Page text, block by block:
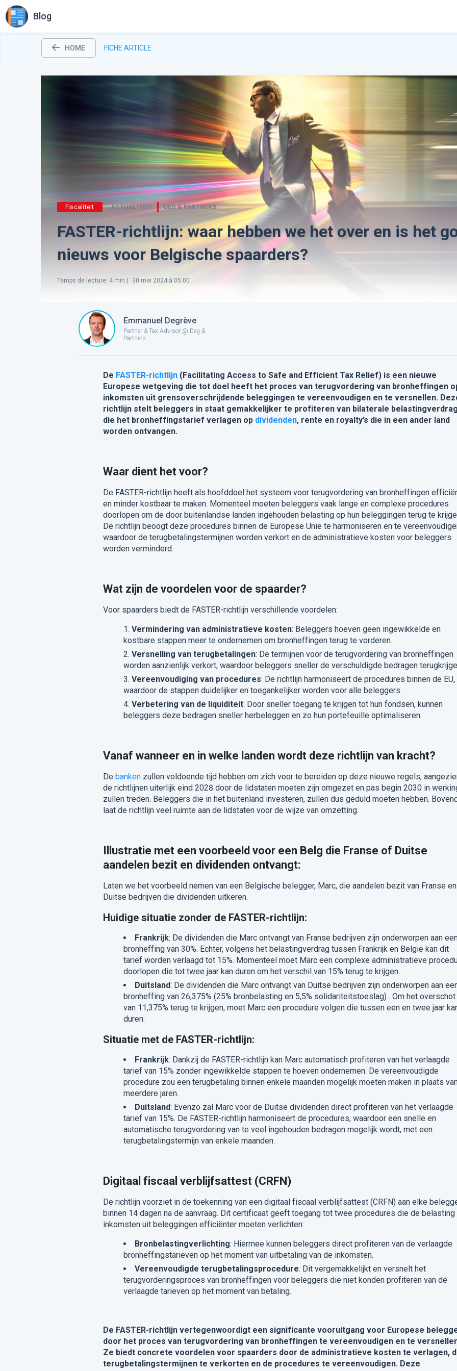
Blog
HOME FICHE ARTICLE
Fiscaliteit ACTUALITEIT DEG & PARTNERS
FASTER-richtlijn: waar hebben we het over en is het
nieuws voor Belgische spaarders?
Temps de lecture: 4 min | 30 mei 2024 à 05:00
Emmanuel Degrève
Partner & Tax Advisor @ Deg &
Partners
De FASTER-richtlijn(Facilitating Access to Safe and Efficient Tax Relief) is een nieuwe
Europese wetgeving die tot doel heeft het proces van terugvordering van bronheffingen
inkomsten uit grensoverschrijdende beleggingen te vereenvoudigen en te versnellen.
richtlijn stelt beleggers in staat gemakkelijker te profiteren van bilaterale
die het bronheffingstarief verlagen op dividenden, rente en royalty’s die in een ander land
worden ontvangen.
Waar dient het voor?
De FASTER-richtlijn heeft als hoofddoel het systeem voor terugvordering van bronheffingen
en minder kostbaar te maken. Momenteel moeten beleggers vaak lange en complexe procedures
doorlopen om de door buitenlandse landen ingehouden belasting op hun beleggingen terug te
De richtlijn beoogt deze procedures binnen de Europese Unie te harmoniseren en te
waardoor de terugbetalingstermijnen worden verkort en de administratieve kosten voor beleggers
worden verminderd.
Wat zijn de voordelen voor de spaarder?
Voor spaarders biedt de FASTER-richtlijn verschillende voordelen:
Vermindering van administratieve kosten: Beleggers hoeven geen ingewikkelde en
kostbare stappen meer te ondernemen om bronheffingen terug te vorderen.
Versnelling van terugbetalingen: De termijnen voor de terugvordering van bronheffingen
worden aanzienlijk verkort, waardoor beleggers sneller de verschuldigde bedragen
Vereenvoudiging van procedures: De richtlijn harmoniseert de procedures binnen de EU,
waardoor de stappen duidelijker en toegankelijker worden voor alle beleggers.
Verbetering van de liquiditeit: Door sneller toegang te krijgen tot hun fondsen, kunnen
beleggers deze bedragen sneller herbeleggen en zo hun portefeuille optimaliseren.
Vanaf wanneer en in welke landen wordt deze richtlijn van kracht?
De bankenzullen voldoende tijd hebben om zich voor te bereiden op deze nieuwe regels,
de richtlijnen uiterlijk eind 2028 door de lidstaten moeten zijn omgezet en pas begin 2030 in
zullen treden. Beleggers die in het buitenland investeren, zullen dus geduld moeten hebben.
laat de richtlijn veel ruimte aan de lidstaten voor de wijze van omzetting.
Illustratie met een voorbeeld voor een Belg die Franse of Duitse
aandelen bezit en dividenden ontvangt:
Laten we het voorbeeld nemen van een Belgische belegger, Marc, die aandelen bezit van Franse en
Duitse bedrijven die dividenden uitkeren.
Huidige situatie zonder de FASTER-richtlijn:
Frankrijk: De dividenden die Marc ontvangt van Franse bedrijven zijn onderworpen aan
bronheffing van 30%. Echter, volgens het belastingverdrag tussen Frankrijk en België kan dit
tarief worden verlaagd tot 15%. Momenteel moet Marc een complexe administratieve
doorlopen die tot twee jaar kan duren om het verschil van 15% terug te krijgen.
Duitsland: De dividenden die Marc ontvangt van Duitse bedrijven zijn onderworpen aan
bronheffing van 26,375% (25% bronbelasting en 5,5% solidariteitstoeslag) . Om het overschot
van 11,375% terug te krijgen, moet Marc een procedure volgen die tussen een en twee jaar
duren.
Situatie met de FASTER-richtlijn:
Frankrijk: Dankzij de FASTER-richtlijn kan Marc automatisch profiteren van het verlaagde
tarief van 15% zonder ingewikkelde stappen te hoeven ondernemen. De vereenvoudigde
procedure zou een terugbetaling binnen enkele maanden mogelijk moeten maken in plaats
meerdere jaren.
Duitsland: Evenzo zal Marc voor de Duitse dividenden direct profiteren van het verlaagde
tarief van 15%. De FASTER-richtlijn harmoniseert de procedures, waardoor een snelle en
automatische terugvordering van te veel ingehouden bedragen mogelijk wordt, met een
terugbetalingstermijn van enkele maanden.
Digitaal fiscaal verblijfsattest (CRFN)
De richtlijn voorziet in de toekenning van een digitaal fiscaal verblijfsattest (CRFN) aan elke
binnen 14 dagen na de aanvraag. Dit certificaat geeft toegang tot twee procedures die de belasting
inkomsten uit beleggingen efficiënter moeten verlichten:
Bronbelastingverlichting: Hiermee kunnen beleggers direct profiteren van de verlaagde
bronheffingstarieven op het moment van uitbetaling van de inkomsten.
Vereenvoudigde terugbetalingsprocedure: Dit vergemakkelijkt en versnelt het
terugvorderingsproces van bronheffingen voor beleggers die niet konden profiteren van de
verlaagde tarieven op het moment van betaling.
De FASTER-richtlijn vertegenwoordigt een significante vooruitgang voor Europese
door het proces van terugvordering van bronheffingen te vereenvoudigen en te
Ze biedt concrete voordelen voor spaarders door de administratieve kosten te verlagen,
terugbetalingstermijnen te verkorten en de procedures te vereenvoudigen. Deze